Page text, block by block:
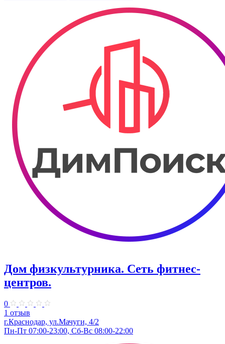
Дом физкультурника. Сеть фитнес-
центров.
0
1 отзыв
г.Краснодар, ул.Мачуги, 4/2
Пн-Пт 07:00-23:00, Сб-Вс 08:00-22:00